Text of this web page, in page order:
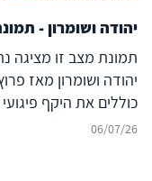
יהודה ושומרון -
תמונת מצב זו מציגה
יהודה ושומרון מאז
כוללים את היקף
הנפגעים, הסיכולים
06/07/26